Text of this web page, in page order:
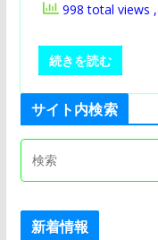
998 total views
続きを読む
サイト内検索
新着情報